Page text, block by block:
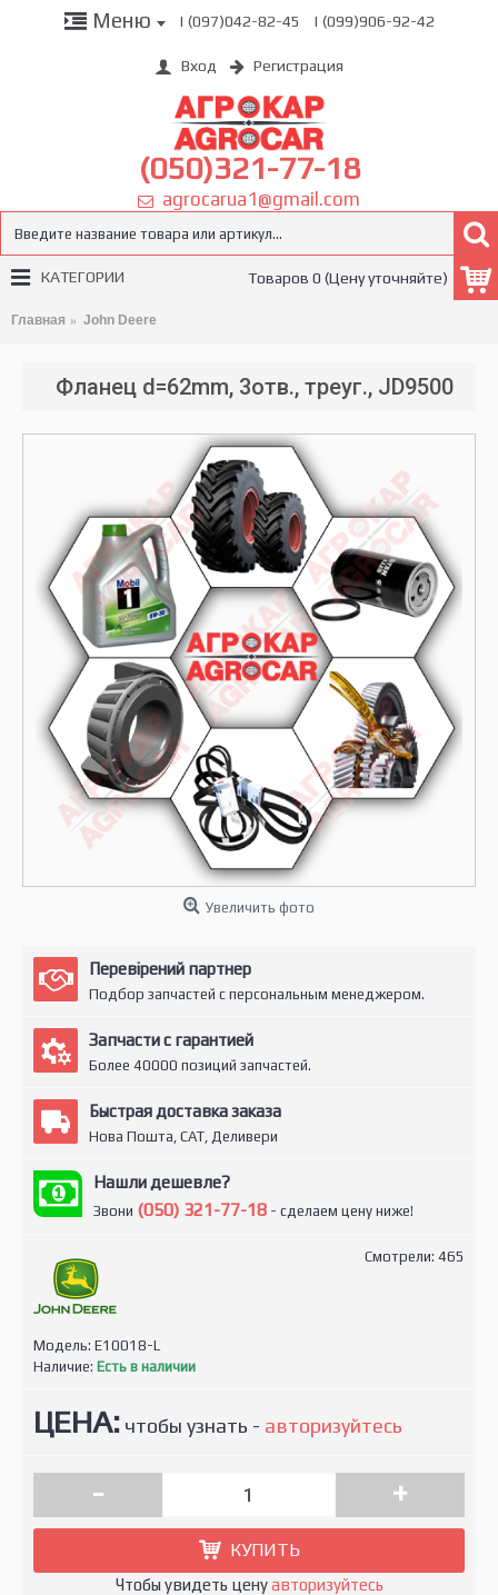
Меню | (097)042-82-45 | (099)906-92-42
Вход Регистрация
(050)321-77-18
agrocarua1@gmail.com
Товаров 0 (Цену уточняйте)
КАТЕГОРИИ
Главная John Deere
Фланец d=62mm, 3отв., треуг., JD9500
Увеличить фото
Перевірений партнер
Подбор запчастей с персональным менеджером.
Запчасти с гарантией
Более 40000 позиций запчастей.
Быстрая доставка заказа
Нова Пошта, САТ, Деливери
Нашли дешевле?
Звони (050) 321-77-18 - сделаем цену ниже!
Смотрели: 465
Модель: E10018-L
Наличие: Есть в наличии
ЦЕНА: чтобы узнать - авторизуйтесь
- +
КУПИТЬ
Чтобы увидеть ценуавторизуйтесь